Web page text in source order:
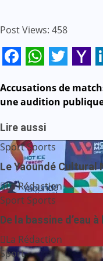
Post Views: 458
Navigation
l’article
Accusations de
une audition publique
Lire aussi
SportSports
Le Yaoundé
La Rédaction
Sport Sports
De la bassine d’eau
La Rédaction
Sport